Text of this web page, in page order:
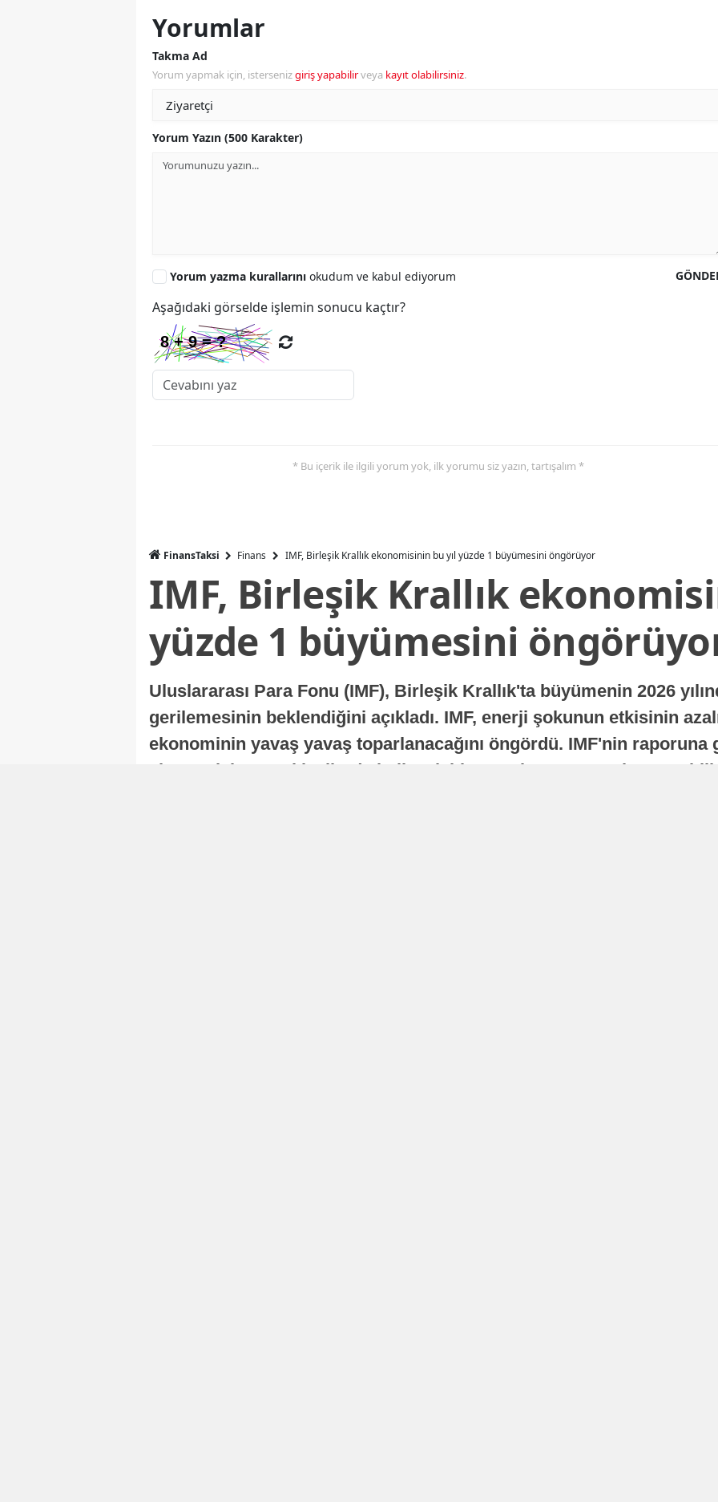
Yorumlar
Takma Ad
Yorum yapmak için, istersenizgiriş yapabilirveya kayıt olabilirsiniz.
Yorum Yazın (500 Karakter)
Yorum yazma kurallarını okudum ve kabul ediyorum
Aşağıdaki görselde işlemin sonucu kaçtır?
* Bu içerik ile ilgili yorum yok, ilk yorumu siz yazın, tartışalım *
FinansTaksi Finans IMF, Birleşik Krallık ekonomisinin bu yıl yüzde 1 büyümesini öngörüyor
IMF, Birleşik Krallık
yüzde 1 büyümesini
Uluslararası Para Fonu (IMF), Birleşik Krallık'ta büyümenin 2026
gerilemesinin beklendiğini açıkladı. IMF, enerji şokunun etkisinin
ekonominin yavaş yavaş toparlanacağını öngördü. IMF'nin raporuna
ekonomisi, sonraki yıllarda istikrarlı bir toparlanma süreci